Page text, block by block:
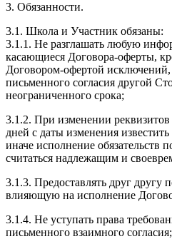
3. Обязанности.
3.1. Школа и Участник обязаны:
3.1.1. Не разглашать любую
касающиеся Договора-оферты,
Договором-офертой исключений,
письменного согласия другой
неограниченного срока;
3.1.2. При изменении
дней с даты изменения
иначе исполнение обязательств
считаться надлежащим и
3.1.3. Предоставлять друг
влияющую на исполнение
3.1.4. Не уступать права
письменного взаимного согласия;